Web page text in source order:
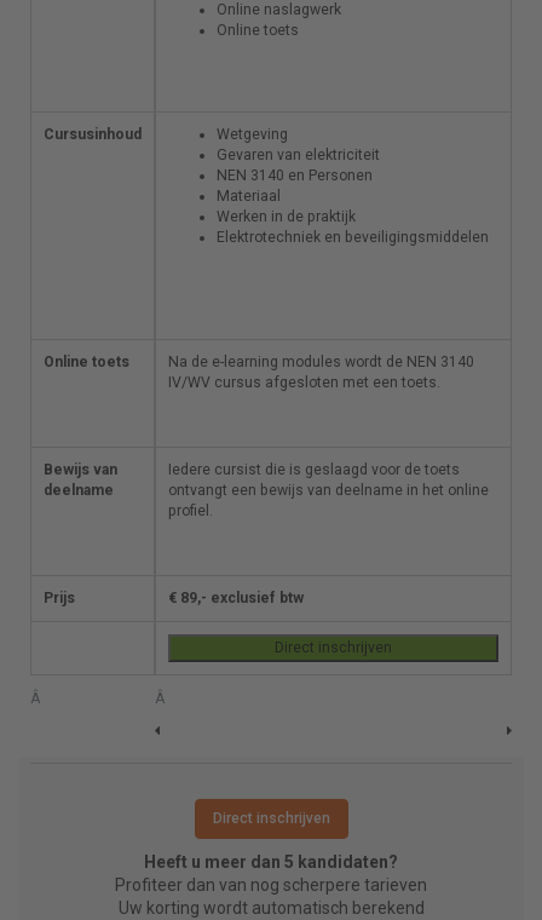
Â
oefentoets per
module
Cursusinhoud
Wetgeving
Gevaren van
elektriciteit
NEN 3140 en
Personen
Materiaal
Online toets
Na de e-learning modules
wordt de NEN 3140 IV/WV
Bewijs van
deelname
Iedere cursist die is
geslaagd voor de toets
ontvangt een bewijs van
Prijs € 89,- exclusief btw
Direct inschrijven
Â
Online naslagwerk
Online toets
Wetgeving
Gevaren van elektriciteit
NEN 3140 en Personen
Materiaal
Werken in de praktijk
Elektrotechniek en beveiligingsmiddelen
Na de e-learning modules wordt de NEN 3140
IV/WV cursus afgesloten met een toets.
Iedere cursist die is geslaagd voor de toets
ontvangt een bewijs van deelname in het online
profiel.
€ 89,- exclusief btw
Direct inschrijven
Direct inschrijven
Heeft u meer dan 5 kandidaten?
Profiteer dan van nog scherpere tarieven
Uw korting wordt automatisch berekend